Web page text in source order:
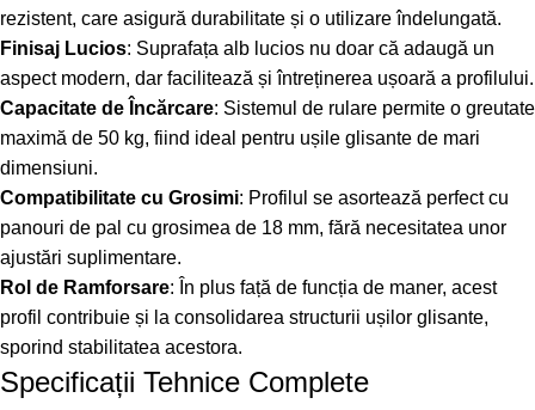
rezistent, care asigură durabilitate și o utilizare îndelungată.
Finisaj Lucios: Suprafața alb lucios nu doar că adaugă un
aspect modern, dar facilitează și întreținerea ușoară a profilului.
Capacitate de Încărcare: Sistemul de rulare permite o greutate
maximă de 50 kg, fiind ideal pentru ușile glisante de mari
dimensiuni.
Compatibilitate cu Grosimi: Profilul se asortează perfect cu
panouri de pal cu grosimea de 18 mm, fără necesitatea unor
ajustări suplimentare.
Rol de Ramforsare: În plus față de funcția de maner, acest
profil contribuie și la consolidarea structurii ușilor glisante,
sporind stabilitatea acestora.
Specificații Tehnice Complete